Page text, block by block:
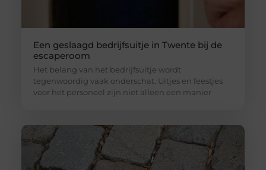
Een geslaagd bedrijfsuitje in Twente bij de
escaperoom
Het belang van het bedrijfsuitje wordt
tegenwoordig vaak onderschat. Uitjes en feestjes
voor het personeel zijn niet alleen een manier